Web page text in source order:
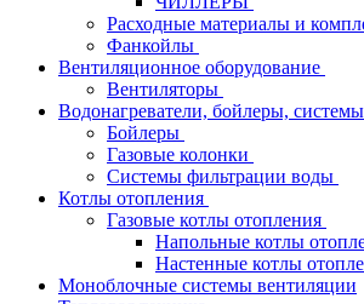
Расходные материалы и
Фанкойлы
Вентиляционное оборудование
Вентиляторы
Водонагреватели, бойлеры,
Бойлеры
Газовые колонки
Системы фильтрации воды
Котлы отопления
Газовые котлы отопления
Напольные котлы
Настенные котлы
Моноблочные системы вентиляции